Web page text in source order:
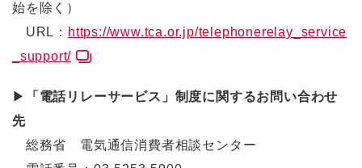
始を除く）
URL： https://www.tca.or.jp/telephonerelay_service
_support/
▶
「電話リレーサービス」制度に関するお問い合わせ
先
総務省 電気通信消費者相談センター